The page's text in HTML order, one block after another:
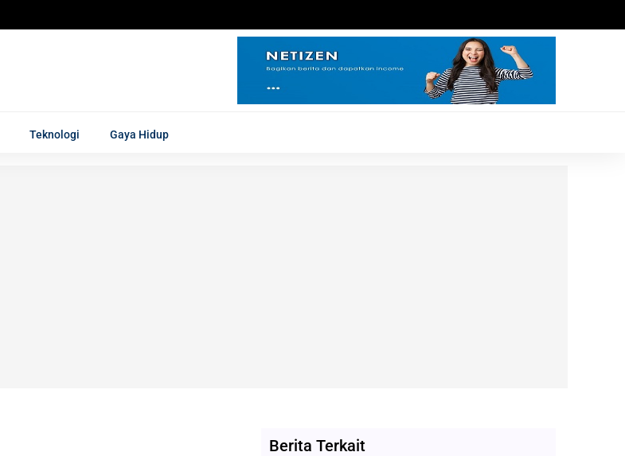
Teknologi Gaya Hidup
Berita Terkait